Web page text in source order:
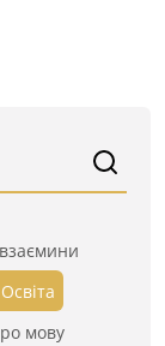
Освіта
мову